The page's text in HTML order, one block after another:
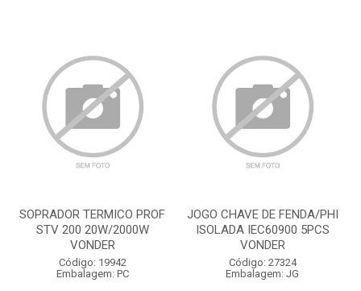
SOPRADOR TERMICO PROF
STV 200 20W/2000W
VONDER
Código: 19942
Embalagem: PC
JOGO CHAVE DE FENDA/PHI
ISOLADA IEC60900 5PCS
VONDER
Código: 27324
Embalagem: JG